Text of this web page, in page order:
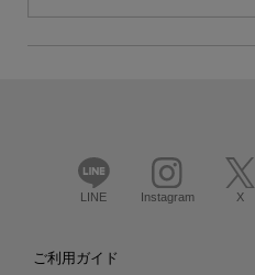
LINE Instagram X
ご利用ガイド